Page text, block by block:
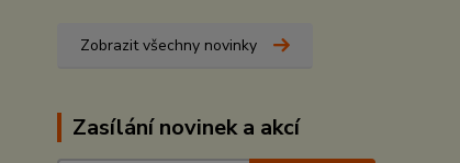
Zobrazit všechny novinky
Zasílání novinek a akcí